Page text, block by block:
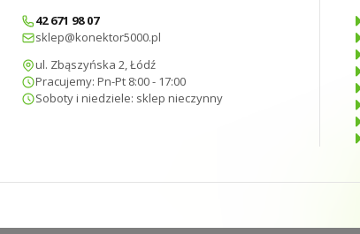
42 671 98 07
sklep@konektor5000.pl
ul. Zbąszyńska 2, Łódź
Pracujemy: Pn-Pt 8:00 - 17:00
Soboty i niedziele: sklep nieczynny